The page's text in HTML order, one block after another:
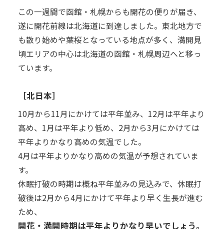
この一週間で函館・札幌からも開花の便りが届き、
遂に開花前線は北海道に到達しました。東北地方で
も散り始めや葉桜となっている地点が多く、満開見
頃エリアの中心は北海道の函館・札幌周辺へと移っ
ています。
［北日本］
10月から11月にかけては平年並み、12月は平年より
高め、1月は平年より低め、2月から3月にかけては
平年よりかなり高めの気温でした。
4月は平年よりかなり高めの気温が予想されていま
す。
休眠打破の時期は概ね平年並みの見込みで、休眠打
破後は2月から4月にかけて平年より早く生長が進む
ため、
開花・満開時期は平年よりかなり早いでしょう。